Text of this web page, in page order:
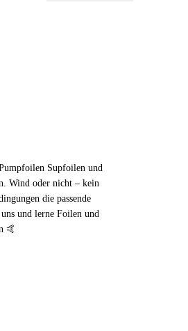
Supfoilen und
Wind oder nicht – kein
die passende
und lerne Foilen und
🤙